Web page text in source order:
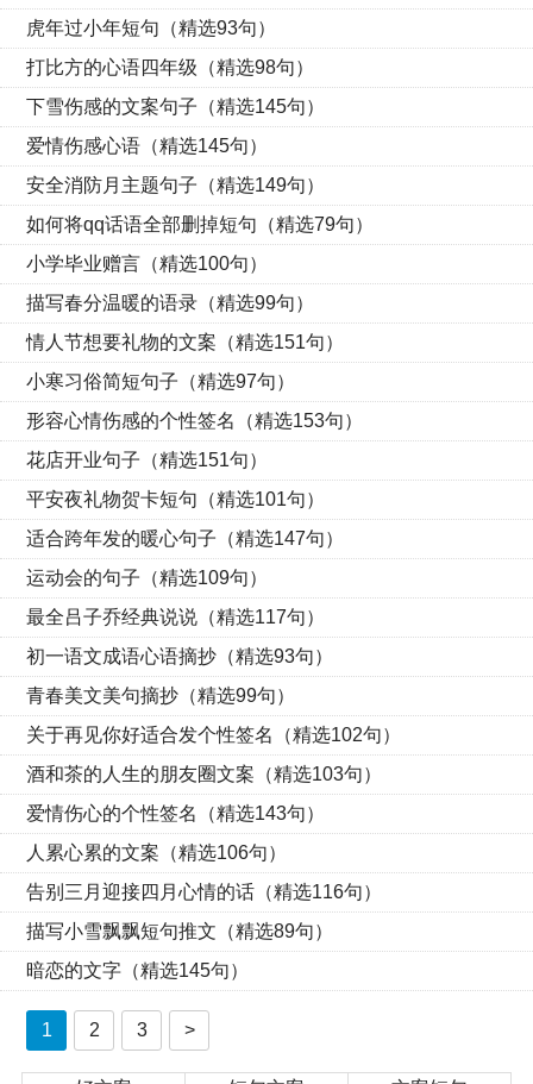
虎年过小年短句（精选93句）
打比方的心语四年级（精选98句）
下雪伤感的文案句子（精选145句）
爱情伤感心语（精选145句）
安全消防月主题句子（精选149句）
如何将qq话语全部删掉短句（精选79句）
小学毕业赠言（精选100句）
描写春分温暖的语录（精选99句）
情人节想要礼物的文案（精选151句）
小寒习俗简短句子（精选97句）
形容心情伤感的个性签名（精选153句）
花店开业句子（精选151句）
平安夜礼物贺卡短句（精选101句）
适合跨年发的暖心句子（精选147句）
运动会的句子（精选109句）
最全吕子乔经典说说（精选117句）
初一语文成语心语摘抄（精选93句）
青春美文美句摘抄（精选99句）
关于再见你好适合发个性签名（精选102句）
酒和茶的人生的朋友圈文案（精选103句）
爱情伤心的个性签名（精选143句）
人累心累的文案（精选106句）
告别三月迎接四月心情的话（精选116句）
描写小雪飘飘短句推文（精选89句）
暗恋的文字（精选145句）
1 2 3 >